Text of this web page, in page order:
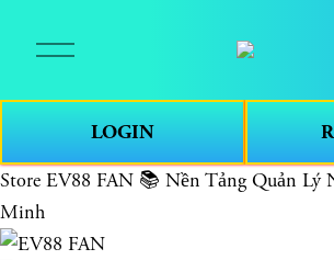
O
e
e
n
LOGIN
Store EV88 FAN 📚 Nền Tảng Quản Lý
Minh